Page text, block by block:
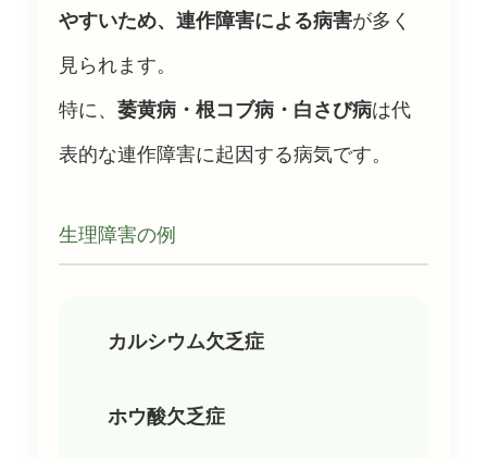
やすいため、連作障害による病害が多く
見られます。
特に、 萎黄病・根コブ病・白さび病は代
表的な連作障害に起因する病気です。
生理障害の例
カルシウム欠乏症
ホウ酸欠乏症